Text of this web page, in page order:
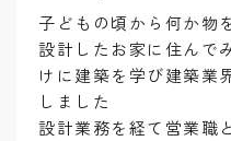
子どもの頃から何か物
設計したお家に住んで
けに建築を学び建築業
しました
設計業務を経て営業職